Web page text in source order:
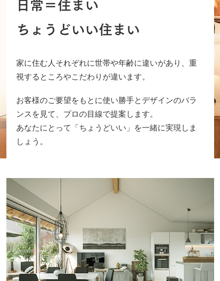
日常＝住まい
ちょうどいい住まい
家に住む人それぞれに世帯や年齢に違いがあり、重
視するところやこだわりが違います。
お客様のご要望をもとに使い勝手とデザインのバラ
ンスを見て、プロの目線で提案します。
あなたにとって「ちょうどいい」を一緒に実現しま
しょう。